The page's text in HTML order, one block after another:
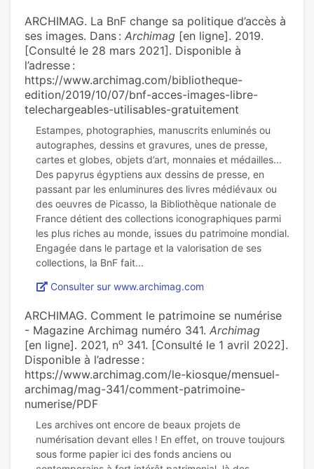
ARCHIMAG. La BnF change sa politique d’accès à
ses images. Dans : Archimag [en ligne]. 2019.
[Consulté le 28 mars 2021]. Disponible à
l’adresse :
https://www.archimag.com/bibliotheque-
edition/2019/10/07/bnf-acces-images-libre-
telechargeables-utilisables-gratuitement
Estampes, photographies, manuscrits enluminés ou
autographes, dessins et gravures, unes de presse,
cartes et globes, objets d’art, monnaies et médailles...
Des papyrus égyptiens aux dessins de presse, en
passant par les enluminures des livres médiévaux ou
des oeuvres de Picasso, la Bibliothèque nationale de
France détient des collections iconographiques parmi
les plus riches au monde, issues du patrimoine mondial.
Engagée dans le partage et la valorisation de ses
Consulter sur www.archimag.com
ARCHIMAG. Comment le patrimoine se numérise
- Magazine Archimag numéro 341. Archimag
[en ligne]. 2021, no 341. [Consulté le 1 avril 2022].
Disponible à l’adresse :
https://www.archimag.com/le-kiosque/mensuel-
archimag/mag-341/comment-patrimoine-
numerise/PDF
Les archives ont encore de beaux projets de
numérisation devant elles ! En effet, on trouve toujours
sous forme papier ici des fonds anciens ou